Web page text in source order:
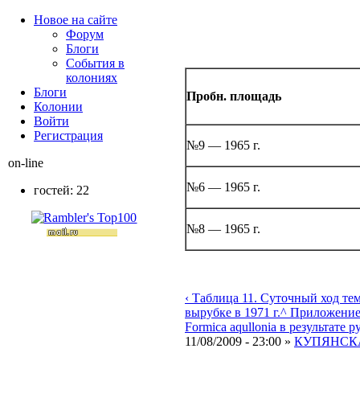
Пробн. площадь
№9 — 1965 г.
№6 — 1965 г.
№8 — 1965 г.
‹ Таблица 11. Суточный ход
вырубке в 1971 г.^ Приложение
Formica aqullonia в результате
11/08/2009 - 23:00 »
Новое на сайте
Форум
Блоги
События в
колониях
Блоги
Колонии
Войти
Peгиcтpaция
on-line
гостей: 22